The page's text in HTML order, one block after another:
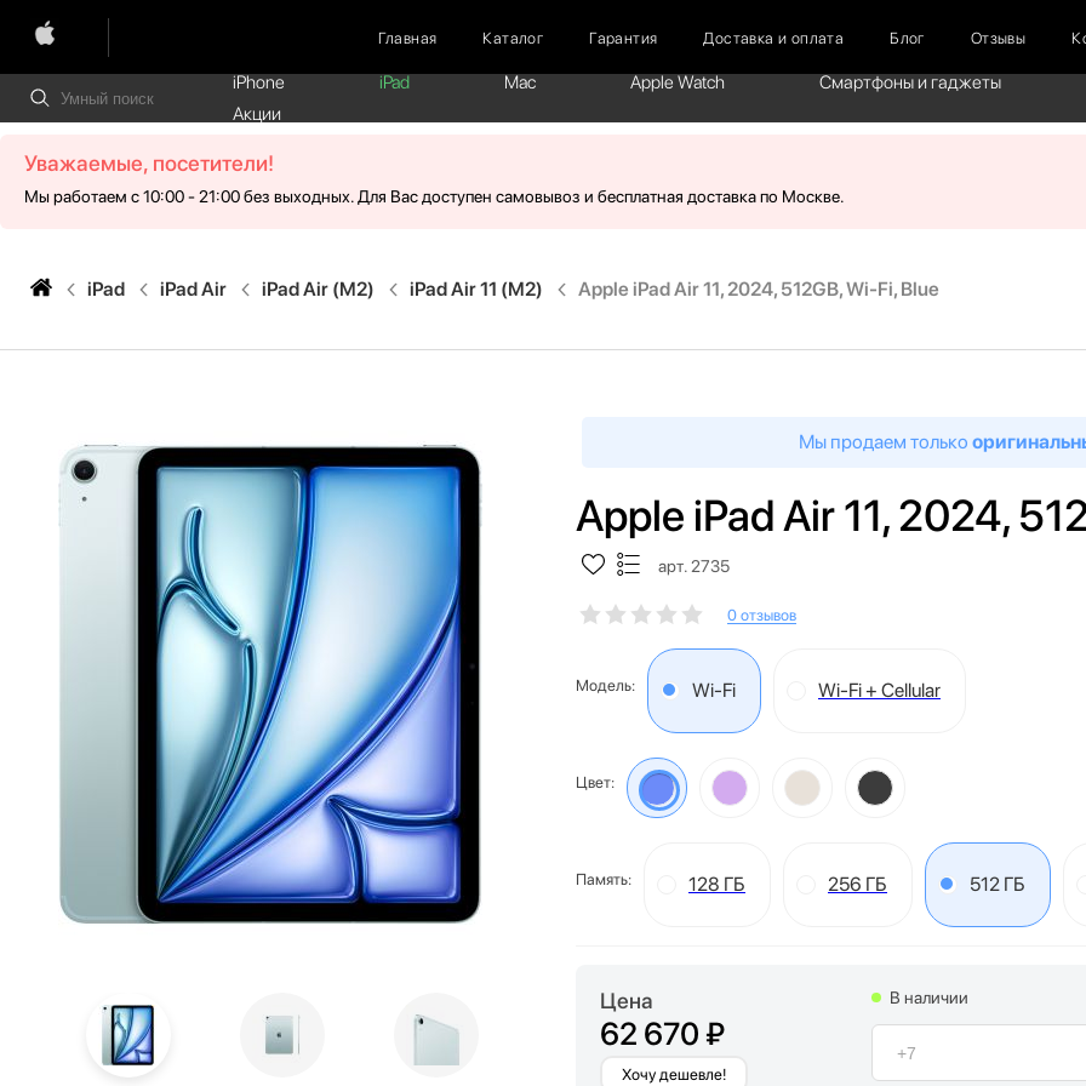
Главная Каталог Гарантия Доставка и оплата Блог Отзывы
iPhone iPad Mac Apple Watch
Смартфоны и гаджеты
Акции
Уважаемые, посетители!
Мы работаем с 10:00 - 21:00 без выходных. Для Вас доступен самовывоз и бесплатная доставка по Москве.
iPad iPad Air iPad Air (M2) iPad Air 11 (M2) Apple iPad Air 11, 2024, 512GB, Wi-Fi, Blue
Мы продаем только
Apple iPad Air 11, 2024,
арт. 2735
0 отзывов
Модель: Wi-Fi Wi-Fi + Cellular
Цвет:
Память: 128 ГБ 256 ГБ 512 ГБ
Цена
62 670 ₽
Хочу дешевле!
В наличии